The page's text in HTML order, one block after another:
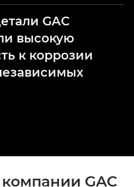
GAC
высокую
к коррозии
GAC